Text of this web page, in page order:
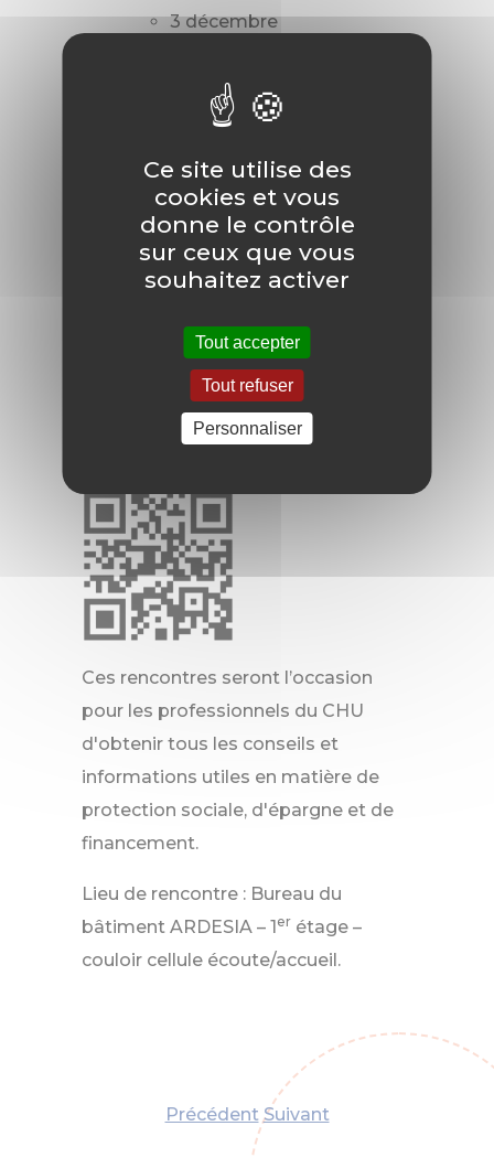
3 décembre
La MGEN, de 10h à 16h :
4 juin
Pour s'inscrire à une rencontre avec
Ces rencontres seront l’occasion
pour les professionnels du CHU
d'obtenir tous les conseils et
informations utiles en matière de
protection sociale, d'épargne et de
financement.
Lieu de rencontre : Bureau du
bâtiment ARDESIA – 1er étage –
couloir cellule écoute/accueil.
Précédent Suivant
Ce site utilise des
cookies et vous
donne le contrôle
sur ceux que vous
souhaitez activer
Tout accepter
Tout refuser
Personnaliser